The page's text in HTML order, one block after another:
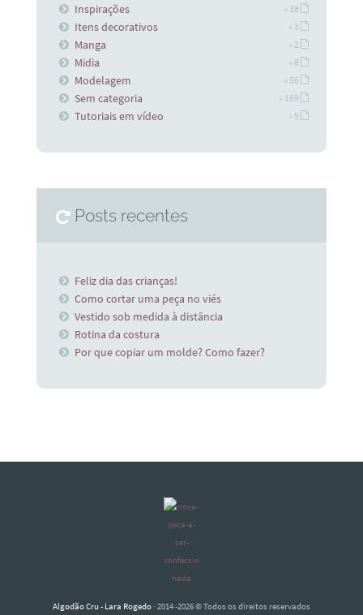
Inspirações » 38
Itens decorativos » 3
Manga » 2
Midia » 8
Modelagem » 56
Sem categoria » 169
Tutoriais em vídeo » 5
Posts recentes
Feliz dia das crianças!
Como cortar uma peça no viés
Vestido sob medida à distância
Rotina da costura
Por que copiar um molde? Como fazer?
Algodão Cru - Lara Rogedo · 2014 -2026 © Todos os direitos reservados